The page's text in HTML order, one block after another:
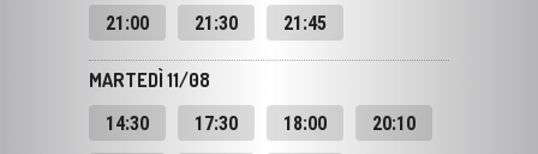
MARTEDÌ 11/08
14:30 17:30 18:00 20:10
21:00 21:30 21:45